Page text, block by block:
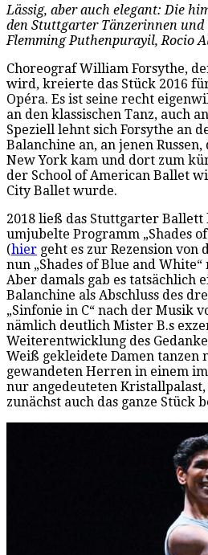
Lässig, aber auch elegant: Die
den Stuttgarter Tänzerinnen und
Flemming Puthenpurayil, Rocio
Choreograf William Forsythe,
wird, kreierte das Stück 2016
Opéra. Es ist seine recht
an den klassischen Tanz, auch
Speziell lehnt sich Forsythe an
Balanchine an, an jenen
New York kam und dort zum
der School of American Ballet
City Ballet wurde.
2018 ließ das Stuttgarter Ballett
umjubelte Programm „Shades
(hier geht es zur Rezension von
nun „Shades of Blue and
Aber damals gab es tatsächlich
Balanchine als Abschluss des
„Sinfonie in C“ nach der Musik
nämlich deutlich Mister B.s
Weiterentwicklung des
Weiß gekleidete Damen tanzen
gewandeten Herren in einem
nur angedeuteten
zunächst auch das ganze Stück